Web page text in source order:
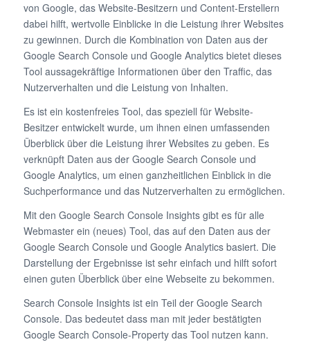
von Google, das Website-Besitzern und Content-Erstellern
dabei hilft, wertvolle Einblicke in die Leistung ihrer Websites
zu gewinnen. Durch die Kombination von Daten aus der
Google Search Console und Google Analytics bietet dieses
Tool aussagekräftige Informationen über den Traffic, das
Nutzerverhalten und die Leistung von Inhalten.
Es ist ein kostenfreies Tool, das speziell für Website-
Besitzer entwickelt wurde, um ihnen einen umfassenden
Überblick über die Leistung ihrer Websites zu geben. Es
verknüpft Daten aus der Google Search Console und
Google Analytics, um einen ganzheitlichen Einblick in die
Suchperformance und das Nutzerverhalten zu ermöglichen.
Mit den Google Search Console Insights gibt es für alle
Webmaster ein (neues) Tool, das auf den Daten aus der
Google Search Console und Google Analytics basiert. Die
Darstellung der Ergebnisse ist sehr einfach und hilft sofort
einen guten Überblick über eine Webseite zu bekommen.
Search Console Insights ist ein Teil der Google Search
Console. Das bedeutet dass man mit jeder bestätigten
Google Search Console-Property das Tool nutzen kann.